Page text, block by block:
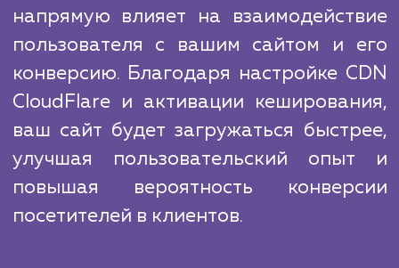
Сравнивая с конкурентами, мы гордимся
тенденций в SEO и веб-технологиях.
позволяет нам обеспечивать нашим
наиболее современные и
решения.